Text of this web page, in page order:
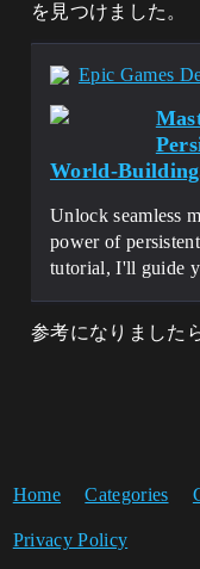
を見つけました。
Epic Games
World-
Unlock seamless
power of
tutorial, I'll guide
参考になりました
Home Categories
Privacy Policy